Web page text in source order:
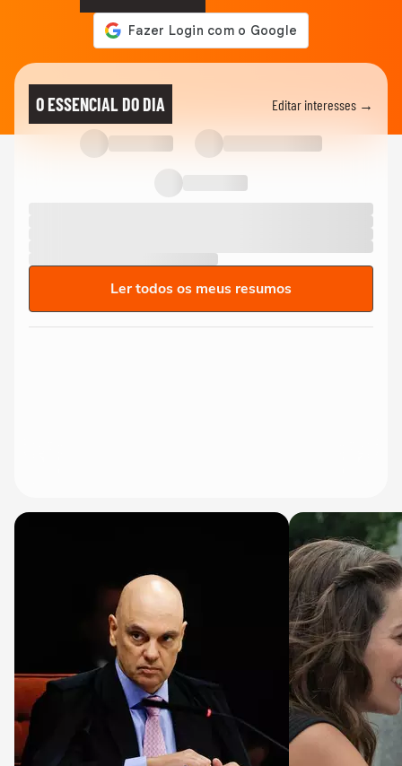
O ESSENCIAL DO DIA Editar interesses →
Ler todos os meus resumos